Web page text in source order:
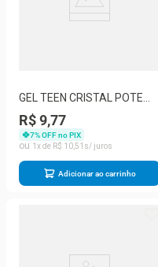
GEL TEEN CRISTAL POTE
MURIEL 180GR
R$ 9,77
7% OFF no PIX
1
R$ 1051
Adicionar ao carrinho